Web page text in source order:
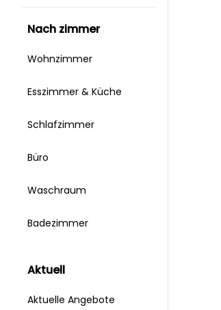
nach zimmer
Wohnzimmer
Esszimmer & Küche
Schlafzimmer
Büro
Waschraum
Badezimmer
aktuell
Aktuelle Angebote